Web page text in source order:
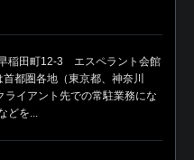
稲田町12-3 エスペラント会館
都圏各地（東京都、神奈川
ライアント先での常駐業務にな
どを...